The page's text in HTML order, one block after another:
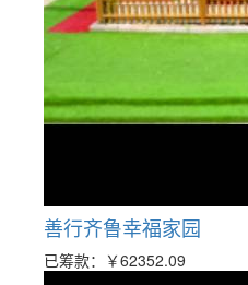
善行齐鲁幸福家园
已筹款： ￥62352.09